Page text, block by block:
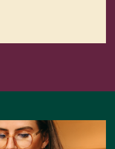
belastingen